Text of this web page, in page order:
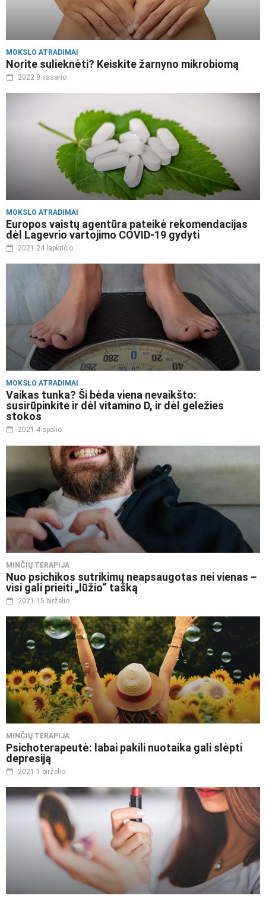
MOKSLO ATRADIMAI
Norite sulieknėti? Keiskite žarnyno mikrobiomą
2022 8 vasario
MOKSLO ATRADIMAI
Europos vaistų agentūra pateikė rekomendacijas
dėl Lagevrio vartojimo COVID-19 gydyti
2021 24 lapkričio
MOKSLO ATRADIMAI
Vaikas tunka? Ši bėda viena nevaikšto:
susirūpinkite ir dėl vitamino D, ir dėl geležies
stokos
2021 4 spalio
MINČIŲ TERAPIJA
Nuo psichikos sutrikimų neapsaugotas nei vienas –
visi gali prieiti „lūžio“ tašką
2021 15 birželio
MINČIŲ TERAPIJA
Psichoterapeutė: labai pakili nuotaika gali slėpti
depresiją
2021 1 birželio